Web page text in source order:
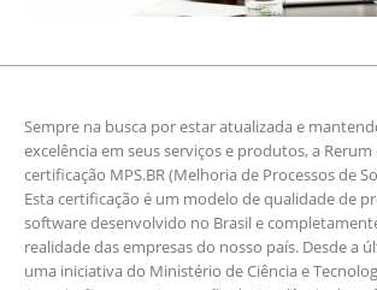
Sempre na busca por estar atualizada e
excelência em seus serviços e produtos, a
certificação MPS.BR (Melhoria de Processos de
Esta certificação é um modelo de qualidade de
software desenvolvido no Brasil e
realidade das empresas do nosso país. Desde a
uma iniciativa do Ministério de Ciência e